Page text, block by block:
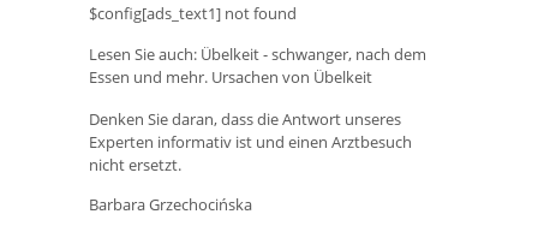
$config[ads_text1] not found
Lesen Sie auch: Übelkeit - schwanger, nach dem
Essen und mehr. Ursachen von Übelkeit
Denken Sie daran, dass die Antwort unseres
Experten informativ ist und einen Arztbesuch
nicht ersetzt.
Barbara Grzechocińska